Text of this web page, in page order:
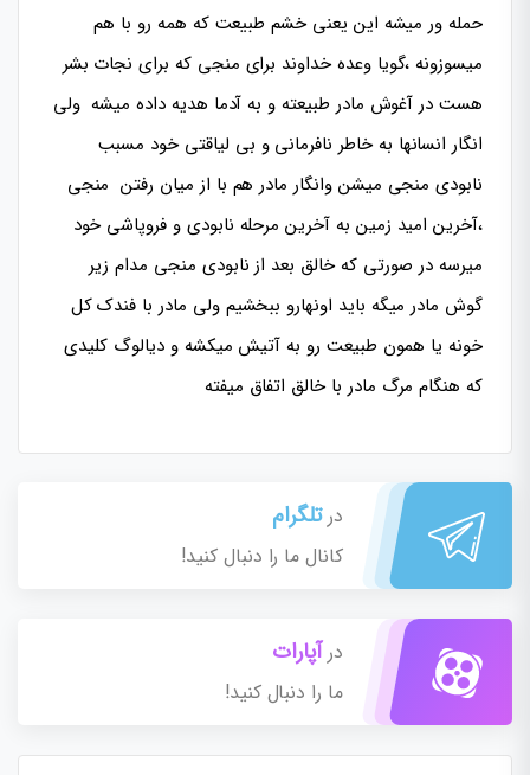
حمله ور میشه این یعنی خشم طبیعت که همه رو با هم
میسوزونه ،گویا وعده خداوند برای منجی که برای نجات بشر
هست در آغوش مادر طبیعته و به آدما هدیه داده میشه ولی
انگار انسانها به خاطر نافرمانی و بی لیاقتی خود مسبب
نابودی منجی میشن وانگار مادر هم با از میان رفتن منجی
،آخرین امید زمین به آخرین مرحله نابودی و فروپاشی خود
میرسه در صورتی که خالق بعد از نابودی منجی مدام زیر
گوش مادر میگه باید اونهارو ببخشیم ولی مادر با فندک کل
خونه یا همون طبیعت رو به آتیش میکشه و دیالوگ کلیدی
که هنگام مرگ مادر با خالق اتفاق میفته
درتلگرام
کانال ما را دنبال کنید!
درآپارات
ما را دنبال کنید!